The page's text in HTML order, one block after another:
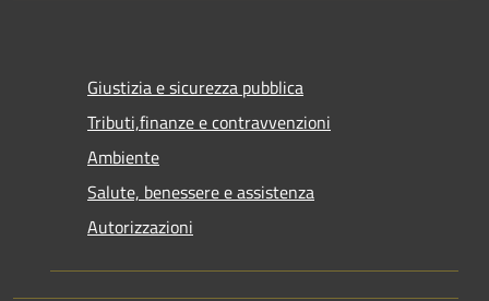
Giustizia e sicurezza pubblica
Tributi,finanze e contravvenzioni
Ambiente
Salute, benessere e assistenza
Autorizzazioni